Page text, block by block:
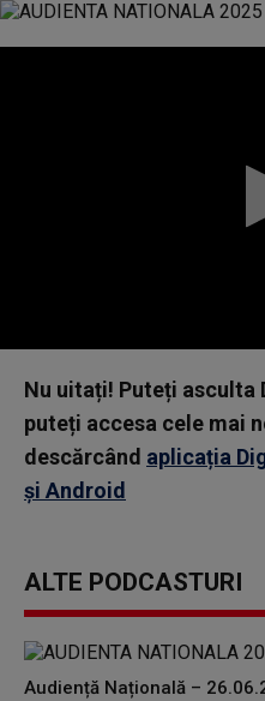
seconds
seconds
Nu uitați! Puteți asculta
puteți accesa cele mai
descărcând aplicația
și Android
ALTE PODCASTURI
Audiență Națională –